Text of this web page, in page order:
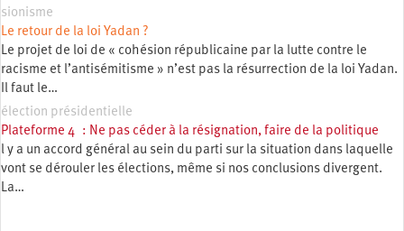
sionisme
Le retour de la loi Yadan ?
Le projet de loi de « cohésion républicaine par la lutte contre le
racisme et l’antisémitisme » n’est pas la résurrection de la loi Yadan.
Il faut le…
élection présidentielle
Plateforme 4 : Ne pas céder à la résignation, faire de la politique
l y a un accord général au sein du parti sur la situation dans laquelle
vont se dérouler les élections, même si nos conclusions divergent.
La…